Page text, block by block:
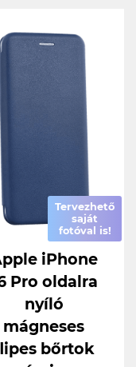
Tervezhető
saját
fotóval is!
iPhone
Pro oldalra
nyíló
mágneses
bőrtok